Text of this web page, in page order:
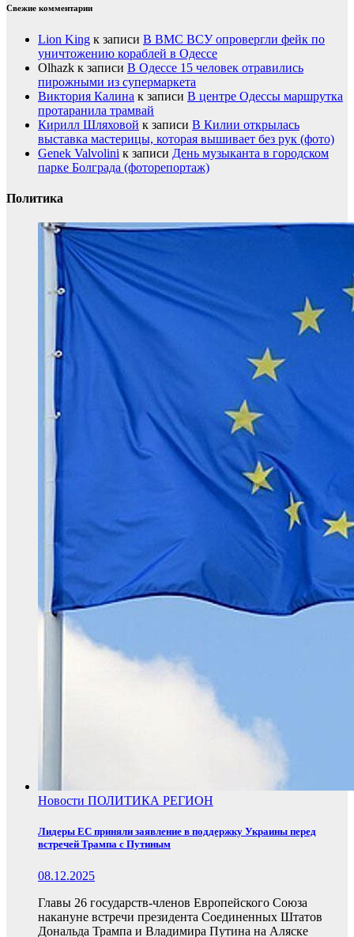
Свежие комментарии
Lion King к записи В ВМС ВСУ опровергли фейк по
уничтожению кораблей в Одессе
Olhazk к записи В Одессе 15 человек отравились
пирожными из супермаркета
Виктория Калина к записи В центре Одессы маршрутка
протаранила трамвай
Кирилл Шляховой к записи В Килии открылась
выставка мастерицы, которая вышивает без рук (фото)
Genek Valvolini к записи День музыканта в городском
парке Болграда (фоторепортаж)
Политика
Новости ПОЛИТИКА РЕГИОН
Лидеры ЕС приняли заявление в поддержку Украины перед
встречей Трампа с Путиным
08.12.2025
Главы 26 государств-членов Европейского Союза
накануне встречи президента Соединенных Штатов
Дональда Трампа и Владимира Путина на Аляске